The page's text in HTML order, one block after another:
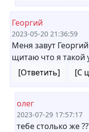
Георгий
2023-05-20 21:36:59
Меня завут
щитаю что я такой
[Ответить]
[С
олег
2023-07-29 17:57:17
тебе столько же